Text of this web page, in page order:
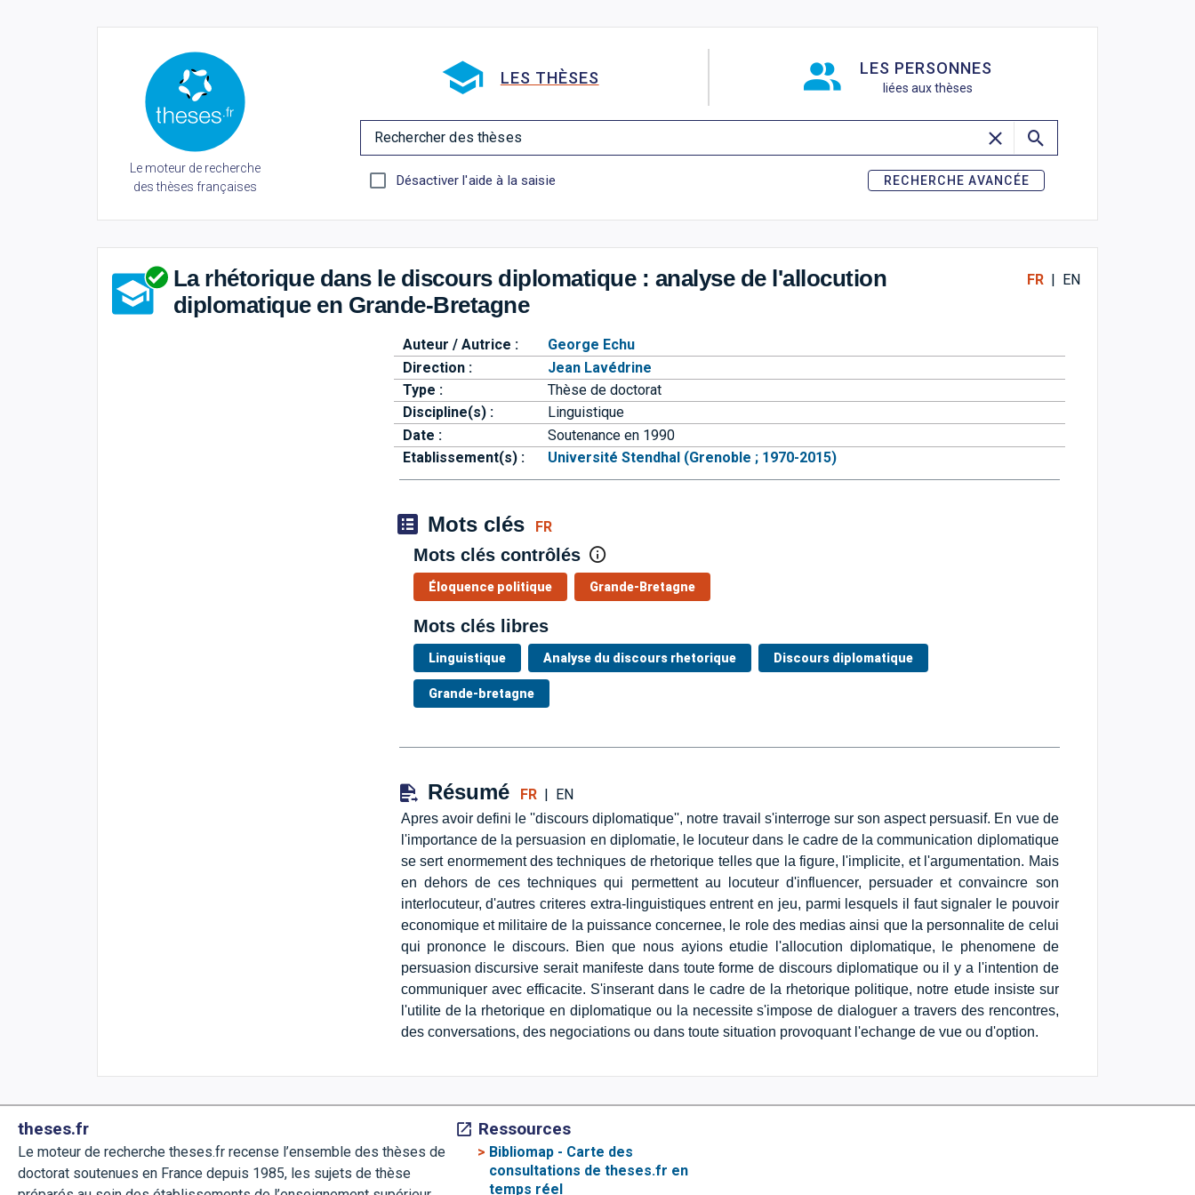
Le moteur de recherche
des thèses françaises
LES THÈSES LES PERSONNES
liées aux thèses
Rechercher des thèses
Désactiver l'aide à la saisie RECHERCHE AVANCÉE
La rhétorique dans le discours diplomatique : analyse de l'allocution
diplomatique en Grande-Bretagne
FR| EN
Auteur / Autrice :
George Echu
Direction :
Jean Lavédrine
Type :
Thèse de doctorat
Discipline(s) :
Linguistique
Date :
Soutenance en 1990
Etablissement(s) :
Université Stendhal (Grenoble ; 1970-2015)
Mots clés FR
Mots clés contrôlés
Éloquence politique Grande-Bretagne
Mots clés libres
Linguistique Analyse du discours rhetorique Discours diplomatique
Grande-bretagne
Résumé FR| EN
Apres avoir defini le ''discours diplomatique'', notre travail s'interroge sur son aspect persuasif. En vue de
l'importance de la persuasion en diplomatie, le locuteur dans le cadre de la communication diplomatique
se sert enormement des techniques de rhetorique telles que la figure, l'implicite, et l'argumentation. Mais
en dehors de ces techniques qui permettent au locuteur d'influencer, persuader et convaincre son
interlocuteur, d'autres criteres extra-linguistiques entrent en jeu, parmi lesquels il faut signaler le pouvoir
economique et militaire de la puissance concernee, le role des medias ainsi que la personnalite de celui
qui prononce le discours. Bien que nous ayions etudie l'allocution diplomatique, le phenomene de
persuasion discursive serait manifeste dans toute forme de discours diplomatique ou il y a l'intention de
communiquer avec efficacite. S'inserant dans le cadre de la rhetorique politique, notre etude insiste sur
l'utilite de la rhetorique en diplomatique ou la necessite s'impose de dialoguer a travers des rencontres,
des conversations, des negociations ou dans toute situation provoquant l'echange de vue ou d'option.
theses.fr
Le moteur de recherche theses.fr recense l’ensemble des thèses de
doctorat soutenues en France depuis 1985, les sujets de thèse
Ressources
> Bibliomap - Carte des
consultations de theses.fr en
temps réel